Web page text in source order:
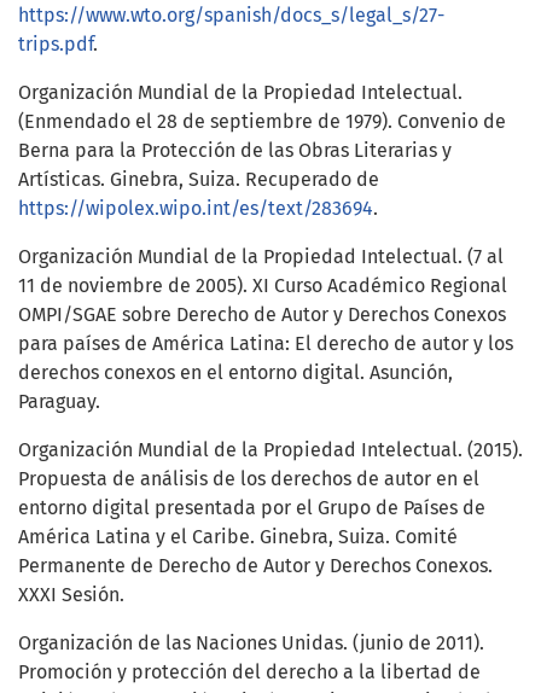
https://www.wto.org/spanish/docs_s/legal_s/27-
trips.pdf.
Organización Mundial de la Propiedad Intelectual.
(Enmendado el 28 de septiembre de 1979). Convenio de
Berna para la Protección de las Obras Literarias y
Artísticas. Ginebra, Suiza. Recuperado de
https://wipolex.wipo.int/es/text/283694.
Organización Mundial de la Propiedad Intelectual. (7 al
11 de noviembre de 2005). XI Curso Académico Regional
OMPI/SGAE sobre Derecho de Autor y Derechos Conexos
para países de América Latina: El derecho de autor y los
derechos conexos en el entorno digital. Asunción,
Paraguay.
Organización Mundial de la Propiedad Intelectual. (2015).
Propuesta de análisis de los derechos de autor en el
entorno digital presentada por el Grupo de Países de
América Latina y el Caribe. Ginebra, Suiza. Comité
Permanente de Derecho de Autor y Derechos Conexos.
XXXI Sesión.
Organización de las Naciones Unidas. (junio de 2011).
Promoción y protección del derecho a la libertad de